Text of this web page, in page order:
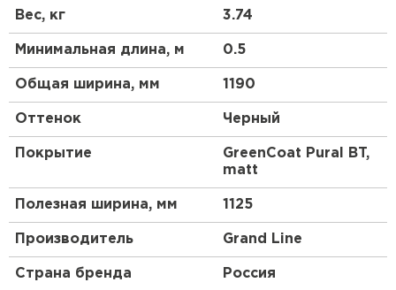
Вес, кг 3.74
Минимальная длина, м 0.5
Общая ширина, мм 1190
Оттенок Черный
Покрытие
GreenCoat Pural BT,
matt
Полезная ширина, мм 1125
Производитель Grand Line
Страна бренда Россия